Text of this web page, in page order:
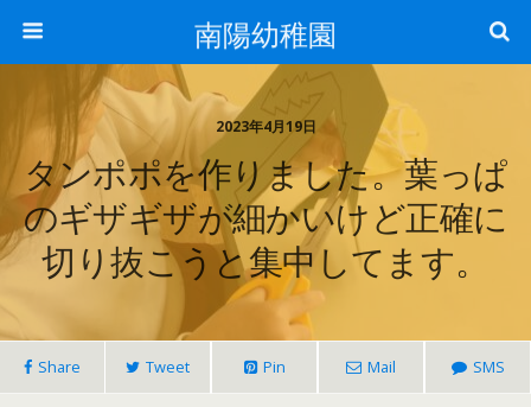
南陽幼稚園
2023年4月19日
タンポポを作りました。葉っぱ
のギザギザが細かいけど正確に
切り抜こうと集中してます。
Share Tweet Pin Mail SMS